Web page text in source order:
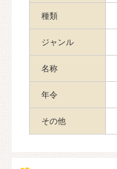
種類
ジャンル
名称
年令
その他